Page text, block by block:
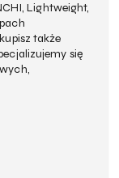
Lightweight,
także
się